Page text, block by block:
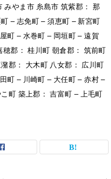
みやま市 糸島市 筑紫郡： 那
– 志免町 – 須恵町 – 新宮町
町 – 水巻町 – 岡垣町 – 遠賀
郡： 桂川町 朝倉郡： 筑前町
郡： 大木町 八女郡： 広川町
町 – 川崎町 – 大任町 – 赤村 –
町 築上郡： 吉富町 – 上毛町